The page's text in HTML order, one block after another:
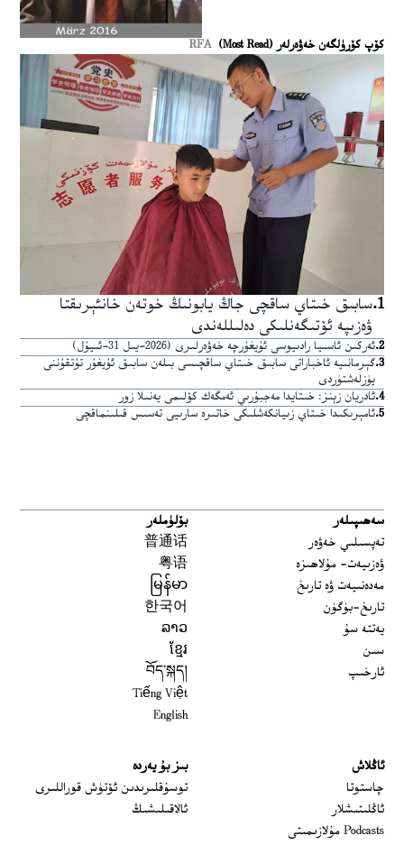
كۆپ كۆرۈلگەن خەۋەرلەر (Most Read) RFA
1
.سابىق خىتاي ساقچى جاڭ يابونىڭ خوتەن خانئېرىقتا
ۋەزىپە ئۆتىگەنلىكى دەلىللەندى
2
.ئەركىن ئاسىيا رادىيوسى ئۇيغۇرچە خەۋەرلىرى (2026-يىل 31-ئىيۇل)
3
.گېرمانىيە ئاخباراتى سابىق خىتاي ساقچىسى بىلەن سابىق ئۇيغۇر تۇتقۇننى
يۈزلەشتۈردى
4
.ئادريان زېنز: خىتايدا مەجبۇرىي ئەمگەك كۆلىمى يەنىلا زور
5
.ئامېرىكىدا خىتاي زىيانكەشلىكى خاتىرە سارىيى تەسىس قىلىنماقچى
سەھىپىلەر
تەپسىلىي خەۋەر
ۋەزىيەت- مۇلاھىزە
مەدەنىيەت ۋە تارىخ
تارىخ-بۈگۈن
يەتتە سۇ
سىن
ئارخىپ
بۆلۈملەر
普通话
粤语
မြန်မာ
한국어
ລາວ
ខ្មែរ
བོད་སྐད།
Tiếng Việt
English
ئاڭلاش
چاستوتا
ئاڭلىتىشلار
Podcasts مۇلازىمىتى
بىز بۇ يەردە
توسۇقلىرىدىن ئۆتۈش قوراللىرى
ئالاقىلىشىڭ